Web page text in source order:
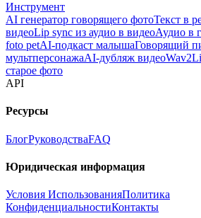
Инструмент
AI генератор говорящего фотоТекст в
видеоLip sync из аудио в видеоАудио в
foto petAI-подкаст малышаГоворящий
мультперсонажаAI-дубляж видео
старое фото
API
Ресурсы
БлогРуководстваFAQ
Юридическая информация
Условия ИспользованияПолитика
КонфиденциальностиКонтакты